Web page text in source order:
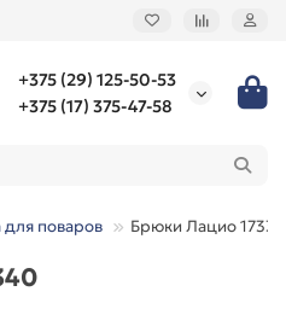
+375 (29) 125-50-53
+375 (17) 375-47-58
поваров Брюки Лацио